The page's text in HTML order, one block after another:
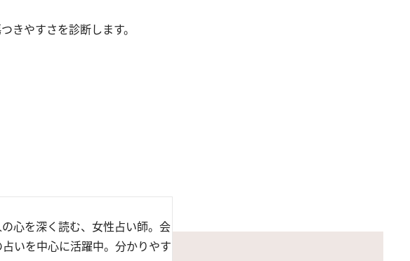
やすさを診断します。
心を深く読む、女性占い師。会
いを中心に活躍中。分かりやす